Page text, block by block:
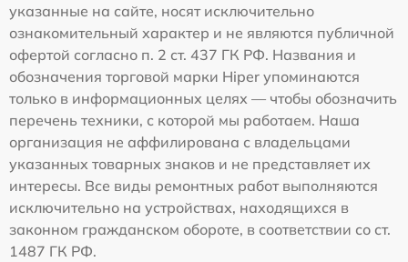
указанные на сайте, носят исключительно
ознакомительный характер и не являются публичной
офертой согласно п. 2 ст. 437 ГК РФ. Названия и
обозначения торговой марки Hiper упоминаются
только в информационных целях — чтобы обозначить
перечень техники, с которой мы работаем. Наша
организация не аффилирована с владельцами
указанных товарных знаков и не представляет их
интересы. Все виды ремонтных работ выполняются
исключительно на устройствах, находящихся в
законном гражданском обороте, в соответствии со ст.
1487 ГК РФ.